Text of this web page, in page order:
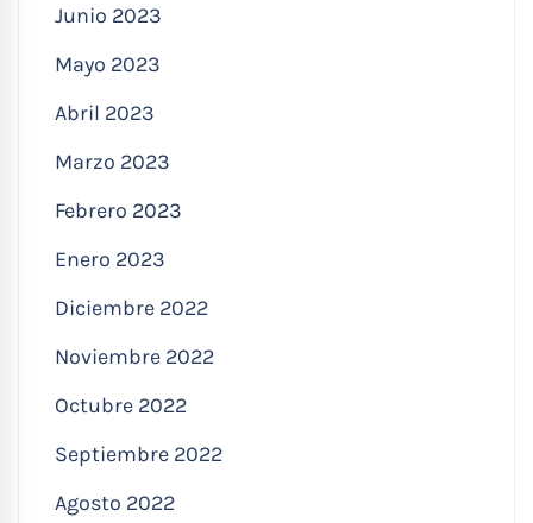
Junio 2023
Mayo 2023
Abril 2023
Marzo 2023
Febrero 2023
Enero 2023
Diciembre 2022
Noviembre 2022
Octubre 2022
Septiembre 2022
Agosto 2022